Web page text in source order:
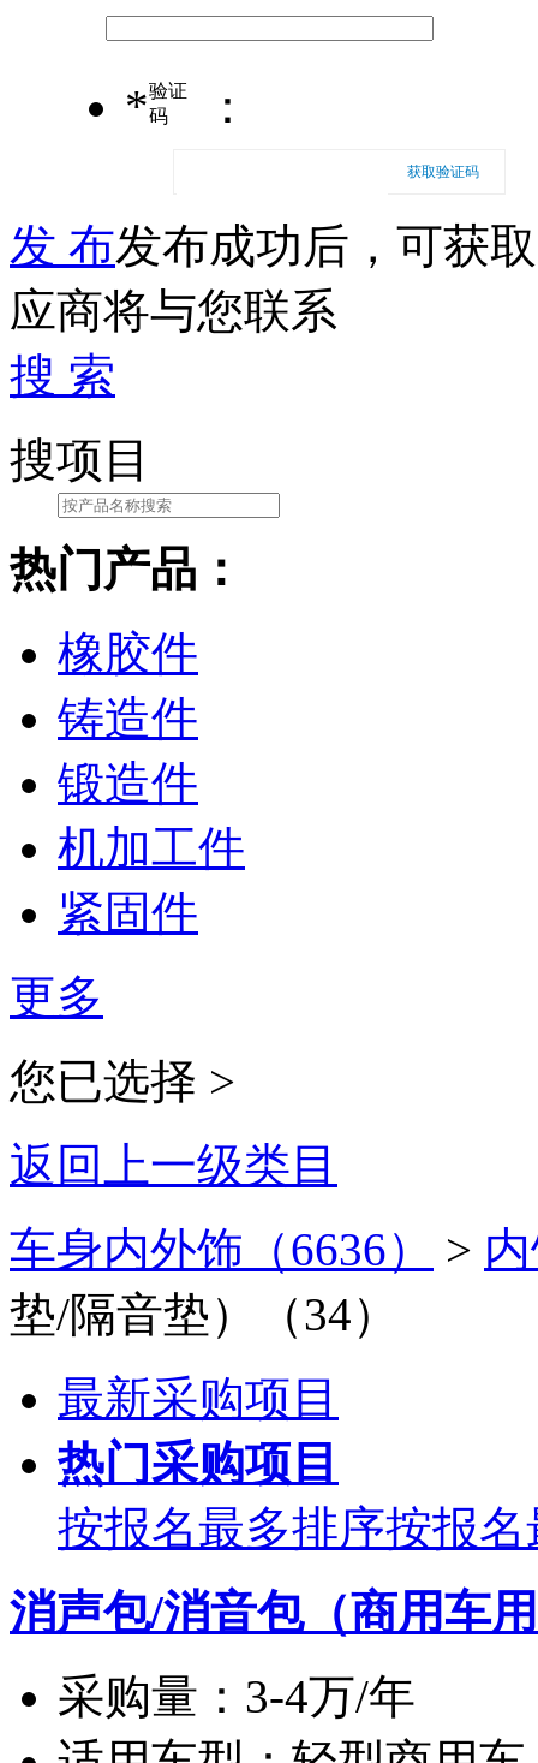
*验证
码
：
获取验证码
发 布发布成功后，可获
应商将与您联系
搜 索
搜项目
热门产品：
橡胶件
铸造件
锻造件
机加工件
紧固件
更多
您已选择 >
返回上一级类目
车身内外饰（6636）
>
垫/隔音垫）（34）
最新采购项目
热门采购项目
按报名最多排序按报
消声包/消音包（商用车
采购量： 3-4万/年